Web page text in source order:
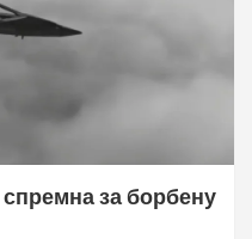
за борбену